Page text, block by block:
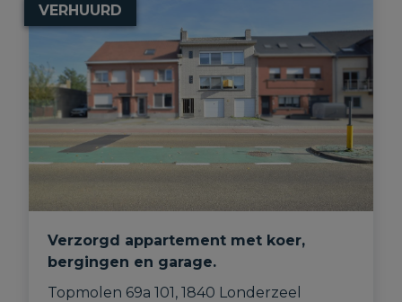
VERHUURD
Verzorgd appartement met koer,
bergingen en garage.
Topmolen 69a 101, 1840 Londerzeel